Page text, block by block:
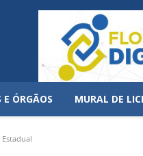
E ÓRGÃOS MURAL DE